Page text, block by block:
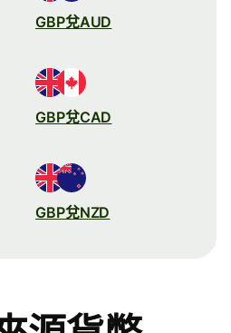
GBP兌AUD
GBP兌CAD
GBP兌NZD